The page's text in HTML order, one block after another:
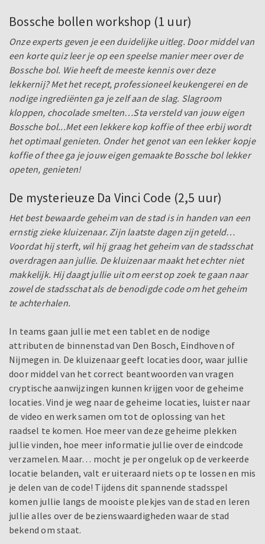
Bossche bollen workshop (1 uur)
Onze experts geven je een duidelijke uitleg. Door middel van
een korte quiz leer je op een speelse manier meer over de
Bossche bol. Wie heeft de meeste kennis over deze
lekkernij? Met het recept, professioneel keukengerei en de
nodige ingrediënten ga je zelf aan de slag. Slagroom
kloppen, chocolade smelten…Sta versteld van jouw eigen
Bossche bol...Met een lekkere kop koffie of thee erbij wordt
het optimaal genieten. Onder het genot van een lekker kopje
koffie of thee ga je jouw eigen gemaakte Bossche bol lekker
opeten, genieten!
De mysterieuze Da Vinci Code (2,5 uur)
Het best bewaarde geheim van de stad is in handen van een
ernstig zieke kluizenaar. Zijn laatste dagen zijn geteld…
Voordat hij sterft, wil hij graag het geheim van de stadsschat
overdragen aan jullie. De kluizenaar maakt het echter niet
makkelijk. Hij daagt jullie uit om eerst op zoek te gaan naar
zowel de stadsschat als de benodigde code om het geheim
te achterhalen.
In teams gaan jullie met een tablet en de nodige
attributen de binnenstad van Den Bosch, Eindhoven of
Nijmegen in. De kluizenaar geeft locaties door, waar jullie
door middel van het correct beantwoorden van vragen
cryptische aanwijzingen kunnen krijgen voor de geheime
locaties. Vind je weg naar de geheime locaties, luister naar
de video en werk samen om tot de oplossing van het
raadsel te komen. Hoe meer van deze geheime plekken
jullie vinden, hoe meer informatie jullie over de eindcode
verzamelen. Maar… mocht je per ongeluk op de verkeerde
locatie belanden, valt er uiteraard niets op te lossen en mis
je delen van de code! Tijdens dit spannende stadsspel
komen jullie langs de mooiste plekjes van de stad en leren
jullie alles over de bezienswaardigheden waar de stad
bekend om staat.